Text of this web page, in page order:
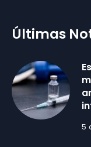
Últimas
5